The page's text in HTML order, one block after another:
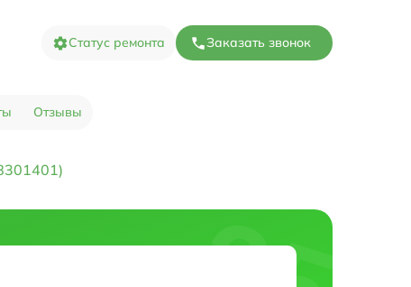
Статус ремонта Заказать звонок
Отзывы